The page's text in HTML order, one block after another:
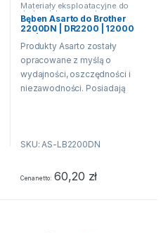
Materiały eksploatacyjne do
drukarek laserowych
Bęben Asarto do Brother
2200DN | DR2200 | 12000
Produkty Asarto zostały
opracowane z myślą o
wydajności, oszczędności i
niezawodności. Posiadają
producenta drukarki. Oznacza
pozwalają na...
SKU: AS-LB2200DN
Cena netto 60,20 zł